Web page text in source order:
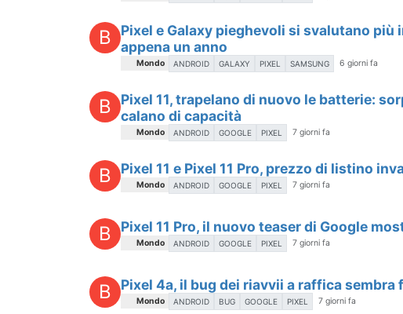
B
Pixel e Galaxy pieghevoli si svalutano più
appena un anno
Mondo ANDROID GALAXY PIXEL SAMSUNG 6 giorni fa
B
Pixel 11, trapelano di nuovo le batterie:
calano di capacità
Mondo ANDROID GOOGLE PIXEL 7 giorni fa
B Pixel 11 e Pixel 11 Pro, prezzo di listino
Mondo ANDROID GOOGLE PIXEL 7 giorni fa
B Pixel 11 Pro, il nuovo teaser di Google
Mondo ANDROID GOOGLE PIXEL 7 giorni fa
B Pixel 4a, il bug dei riavvii a raffica
Mondo ANDROID BUG GOOGLE PIXEL 7 giorni fa